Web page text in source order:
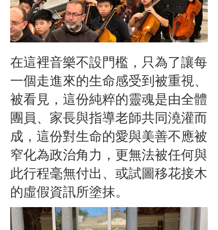
在這裡音樂不設門檻，只為了讓每
一個走進來的生命感受到被重視、
被看見，這份純粹的靈魂是由全體
團員、家長與指導老師共同澆灌而
成，這份對生命的愛與美善不應被
窄化為政治角力，更無法被任何與
此行程毫無付出、或試圖移花接木
的虛假資訊所塗抹。